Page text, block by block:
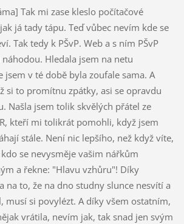
Tak mi zase kleslo počítačové
já tady tápu. Teď vůbec nevím kde se
Tak tedy k PŠvP. Web a s ním PŠvP
Hledala jsem na netu
jsem v té době byla zoufale sama. A
si to promítnu zpátky, asi se opravdu
Našla jsem tolik skvělých přátel ze
kteří mi tolikrát pomohli, když jsem
stále. Není nic lepšího, než když víte,
se nevysměje vašim nářkům
a řekne: "Hlavu vzhůru"! Díky
na to, že na dno studny slunce nesvítí a
musí si povylézt. A díky všem ostatním,
vrátila, nevím jak, tak snad jen svým